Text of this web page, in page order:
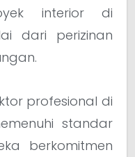
interior di
dari perizinan
profesional di
standar
berkomitmen